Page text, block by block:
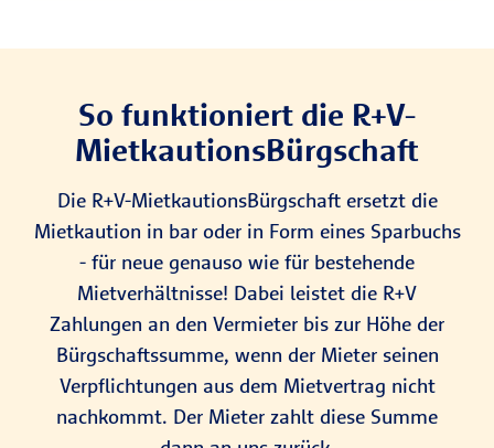
So funktioniert die R+V-
Mietkautions­Bürgschaft
Die R+V-MietkautionsBürgschaft ersetzt die
Mietkaution in bar oder in Form eines Sparbuchs
- für neue genauso wie für bestehende
Mietverhältnisse! Dabei leistet die R+V
Zahlungen an den Vermieter bis zur Höhe der
Bürgschaftssumme, wenn der Mieter seinen
Verpflichtungen aus dem Mietvertrag nicht
nachkommt. Der Mieter zahlt diese Summe